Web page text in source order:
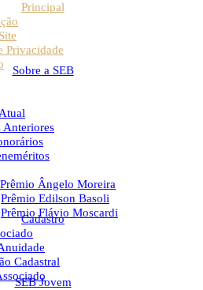
Principal
Privacidade
Sobre a SEB
Anteriores
Prêmio Ângelo Moreira
Prêmio Edilson Basoli
Prêmio Flávio Moscardi
Cadastro
Cadastral
SEB Jovem